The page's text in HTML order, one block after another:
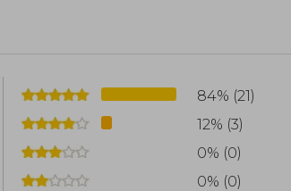
84% (21)
12% (3)
0% (0)
0% (0)